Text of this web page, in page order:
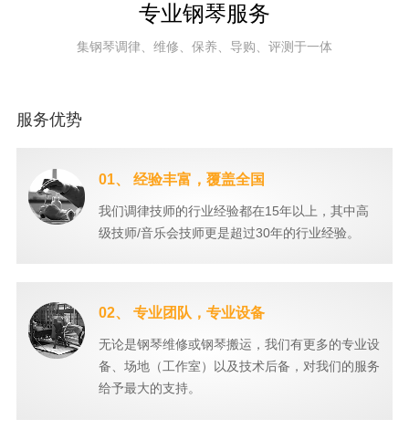
专业钢琴服务
集钢琴调律、维修、保养、导购、评测于一体
服务优势
01、 经验丰富，覆盖全国
我们调律技师的行业经验都在15年以上，其中高
级技师/音乐会技师更是超过30年的行业经验。
02、 专业团队，专业设备
无论是钢琴维修或钢琴搬运，我们有更多的专业设
备、场地（工作室）以及技术后备，对我们的服务
给予最大的支持。